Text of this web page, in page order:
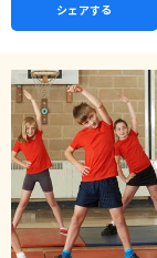
シェアする